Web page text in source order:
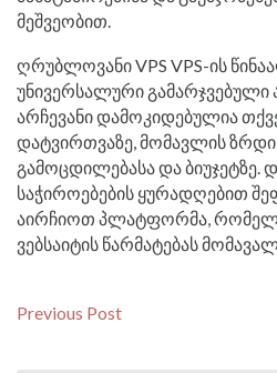
მეშვეობით.
ღრუბლოვანი VPS VPS-ის
უნივერსალური გამარჯვებული
არჩევანი დამოკიდებულია
დატვირთვაზე, მომავლის
გამოცდილებასა და ბიუჯეტზე.
საჭიროებების ყურადღებით
აირჩიოთ პლატფორმა,
ვებსაიტის წარმატებას
Post
Previous PostPrevious